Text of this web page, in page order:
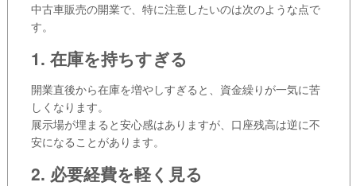
中古車販売の開業で、特に注意したいのは次のような点で
す。
1. 在庫を持ちすぎる
開業直後から在庫を増やしすぎると、資金繰りが一気に苦
しくなります。
展示場が埋まると安心感はありますが、口座残高は逆に不
安になることがあります。
2. 必要経費を軽く見る